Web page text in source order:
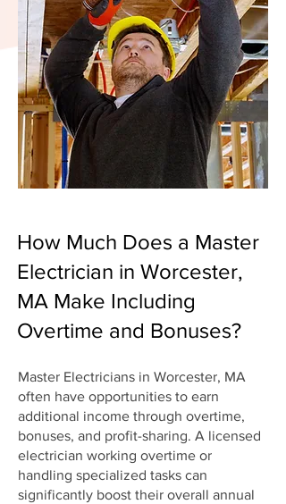
How Much Does a Master
Electrician in Worcester,
MA Make Including
Overtime and Bonuses?
Master Electricians in Worcester, MA
often have opportunities to earn
additional income through overtime,
bonuses, and profit-sharing. A licensed
electrician working overtime or
handling specialized tasks can
significantly boost their overall annual